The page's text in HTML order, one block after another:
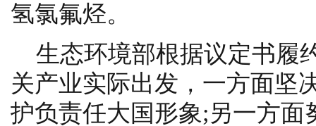
氢氯氟烃。
生态环境部根据议定书履
关产业实际出发，一方面坚
护负责任大国形象;另一方面